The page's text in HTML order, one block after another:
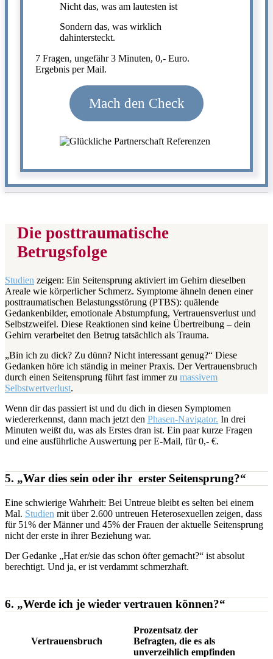
Nicht das, was am lautesten ist
Sondern das, was wirklich
dahintersteckt.
7 Fragen, ungefähr 3 Minuten, 0,- Euro.
Ergebnis per Mail.
Mach den Check
Die posttraumatische
Betrugsfolge
Studien zeigen: Ein Seitensprung aktiviert im Gehirn dieselben
Areale wie körperlicher Schmerz. Symptome ähneln denen einer
posttraumatischen Belastungsstörung (PTBS): quälende
Gedankenbilder, emotionale Abstumpfung, Vertrauensverlust und
Selbstzweifel. Diese Reaktionen sind keine Übertreibung – dein
Gehirn verarbeitet den Betrug tatsächlich als Trauma.
„Bin ich zu dick? Zu dünn? Nicht interessant genug?“ Diese
Gedanken höre ich ständig in meiner Praxis. Der Vertrauensbruch
durch einen Seitensprung führt fast immer zu massivem
Selbstwertverlust.
Wenn dir das passiert ist und du dich in diesen Symptomen
wiedererkennst, dann mach jetzt den Phasen-Navigator. In drei
Minuten weißt du, was als Erstes dran ist. Ein paar kurze Fragen
und eine ausführliche Auswertung per E-Mail, für 0,- €.
5. „War dies sein oder ihr erster Seitensprung?“
Eine schwierige Wahrheit: Bei Untreue bleibt es selten bei einem
Mal. Studien mit über 2.600 untreuen Heterosexuellen zeigen, dass
für 51% der Männer und 45% der Frauen der aktuelle Seitensprung
nicht der erste in ihrer Beziehung war.
Der Gedanke „Hat er/sie das schon öfter gemacht?“ ist absolut
berechtigt. Und ja, er ist verdammt schmerzhaft.
6. „Werde ich je wieder vertrauen können?“
Vertrauensbruch
Prozentsatz der
Befragten, die es als
unverzeihlich empfinden